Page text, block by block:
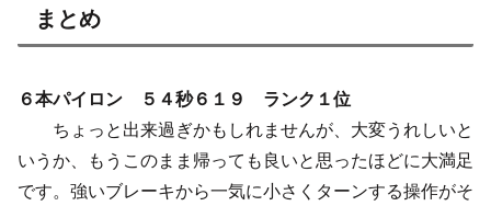
まとめ
６本パイロン ５４秒６１９ ランク１位
ちょっと出来過ぎかもしれませんが、大変うれしいと
いうか、もうこのまま帰っても良いと思ったほどに大満足
です。強いブレーキから一気に小さくターンする操作がそ